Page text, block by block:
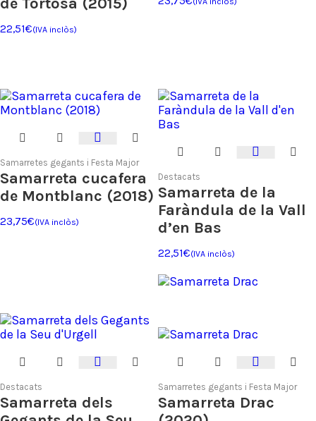
22,51€(IVA inclòs)
Samarretes gegants i Festa Major
Samarreta cucafera
de Montblanc (2018)
23,75€(IVA inclòs)
Destacats
Samarreta de la
Faràndula de la Vall
d’en Bas
22,51€(IVA inclòs)
Destacats
Samarreta dels
Samarretes gegants i Festa Major
Samarreta Drac